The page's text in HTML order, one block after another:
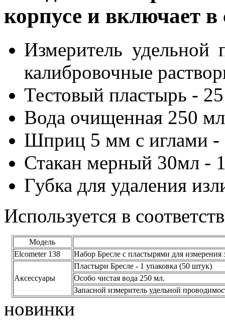
корпусе и включает в
Измеритель
калибровочные
Тестовый пластырь -
Вода очищенная 250
Шприц 5 мм с иглами -
Стакан мерный 30мл -
Губка для удаления
Используется в
Модель
Elcometer 138
Набор Бресле c пластырями для измерения
Аксессуары
Пластыри Бресле - 1 упаковка (50 штук)
Особо чистая вода 250 мл.
Запасной измеритель удельной
новинки